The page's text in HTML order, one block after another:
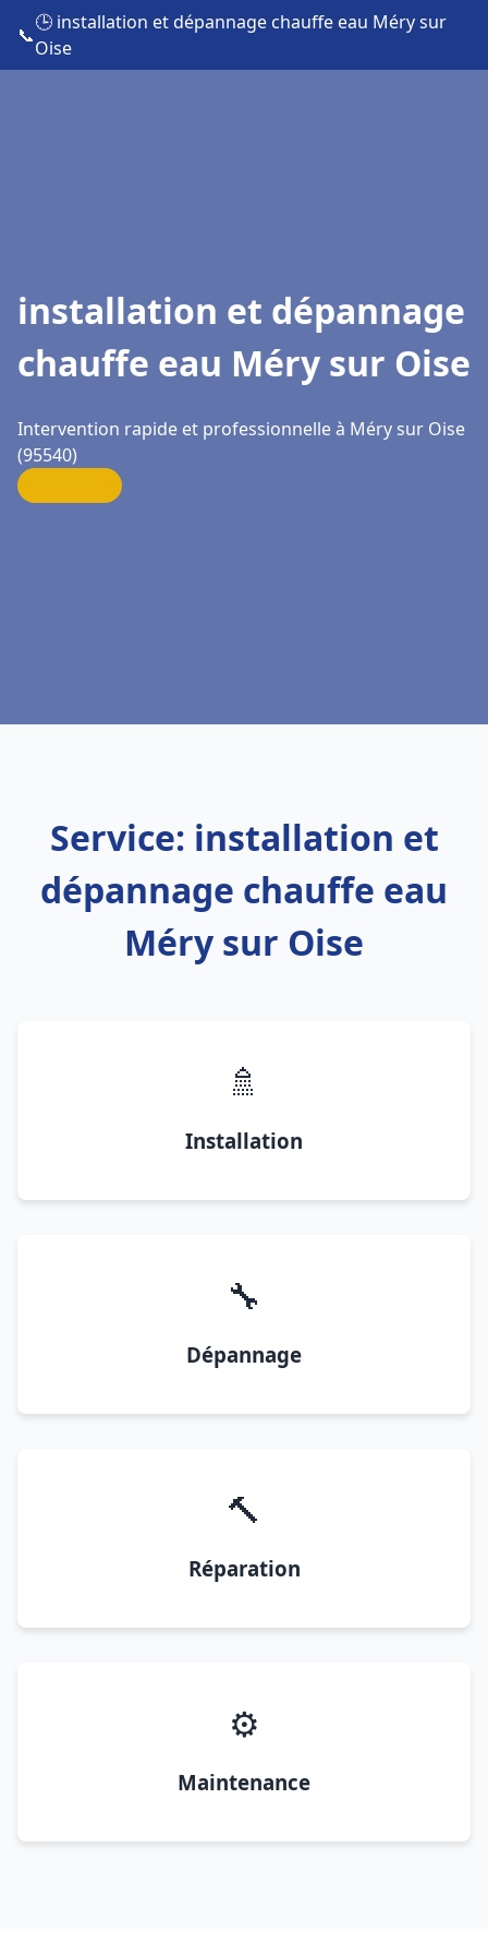
📞
🕒 installation et dépannage chauffe eau Méry sur
Oise
installation et dépannage
chauffe eau Méry sur Oise
Intervention rapide et professionnelle à Méry sur Oise
(95540)
Service: installation et
dépannage chauffe eau
Méry sur Oise
🚿
Installation
🔧
Dépannage
🔨
Réparation
⚙️
Maintenance